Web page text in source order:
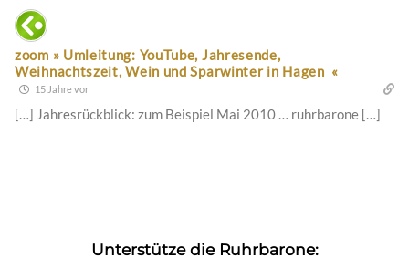
zoom » Umleitung: YouTube, Jahresende,
Weihnachtszeit, Wein und Sparwinter in Hagen «
15 Jahre vor
[…] Jahresrückblick: zum Beispiel Mai 2010 … ruhrbarone […]
Unterstütze die Ruhrbarone: